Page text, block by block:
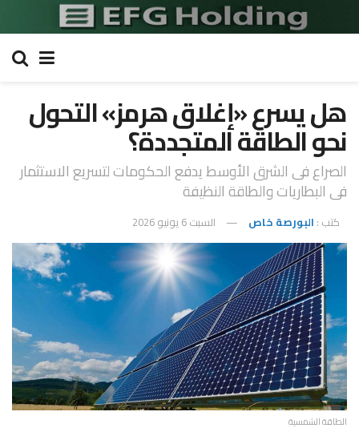
هل يسرع «إغلاق هرمز» التحول
نحو الطاقة المتجددة؟
الصراع فى الشرق الأوسط يدفع الحكومات لتسريع الاستثمار
فى البطاريات والطاقة النظيفة
كتب : البورصة خاص السبت 6 يونيو 2026
الطاقة الشمسية